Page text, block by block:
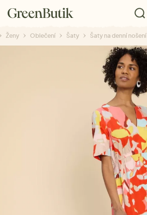
Ženy Oblečení Šaty Šaty na denní nošení